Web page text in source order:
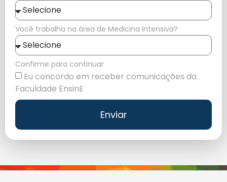
Você trabalha na área de Medicina Intensiva?
Confirme para continuar
Eu concordo em receber comunicações da
Faculdade EnsinE
Enviar